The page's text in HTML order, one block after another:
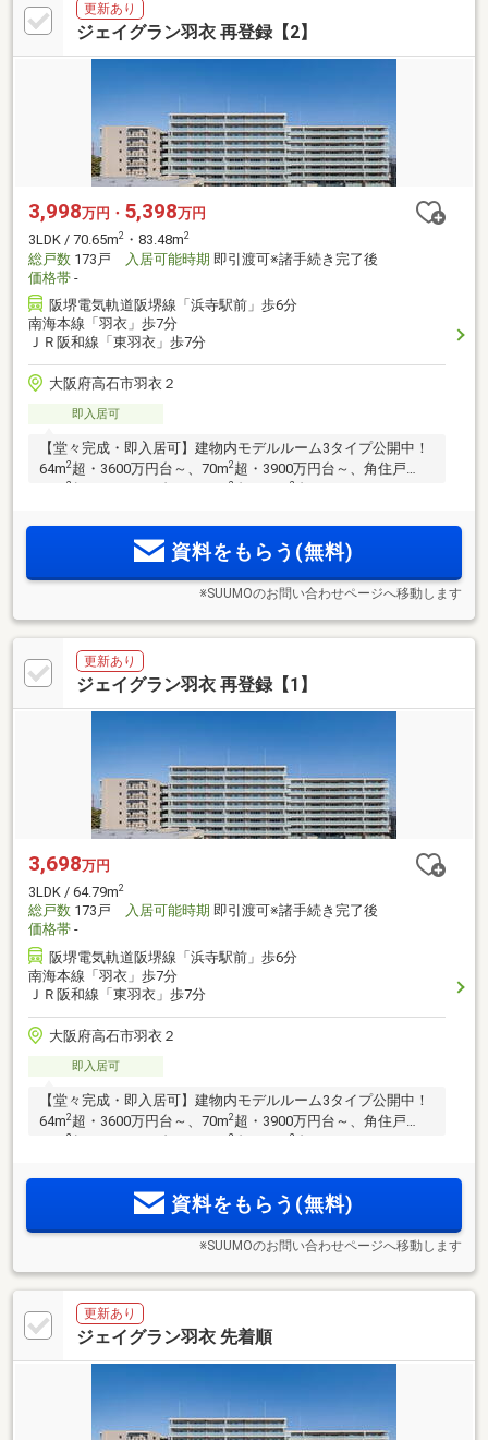
更新あり
ジェイグラン羽衣 再登録【2】
3,998万円・ 5,398万円
3LDK / 70.65m2 ・83.48m2
総戸数 173戸 入居可能時期 即引渡可※諸手続き完了後
価格帯 -
阪堺電気軌道阪堺線「浜寺駅前」歩6分
南海本線「羽衣」歩7分
ＪＲ阪和線「東羽衣」歩7分
大阪府高石市羽衣２
即入居可
【堂々完成・即入居可】建物内モデルルーム3タイプ公開中！
64m2超・3600万円台～、70m2超・3900万円台～、角住戸
2 2 2
駅・阪堺電車利用可。「なんば」駅直通16分、「本町」駅27
分、「堺筋本町」駅28分資料をもらう(無料)
※SUUMOのお問い合わせページへ移動します
更新あり
ジェイグラン羽衣 再登録【1】
3,698万円
3LDK / 64.79m2
総戸数 173戸 入居可能時期 即引渡可※諸手続き完了後
価格帯 -
阪堺電気軌道阪堺線「浜寺駅前」歩6分
南海本線「羽衣」歩7分
ＪＲ阪和線「東羽衣」歩7分
大阪府高石市羽衣２
即入居可
【堂々完成・即入居可】建物内モデルルーム3タイプ公開中！
64m2超・3600万円台～、70m2超・3900万円台～、角住戸
2 2 2
駅・阪堺電車利用可。「なんば」駅直通16分、「本町」駅27
分、「堺筋本町」駅28分資料をもらう(無料)
※SUUMOのお問い合わせページへ移動します
更新あり
ジェイグラン羽衣 先着順